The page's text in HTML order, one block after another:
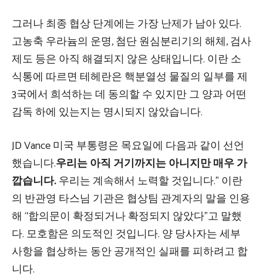
그러나 최종 협상 단계에는 가장 난제가 남아 있다.
고농축 우라늄의 운명, 첨단 원심분리기의 해체, 검사
제도 등은 아직 해결되지 않은 상태입니다. 이란 소
식통에 따르면 테헤란은 핵분열성 물질의 일부를 제
3국에서 희석하는 데 동의할 수 있지만 그 양과 어떤
감독 하에 있는지는 명시되지 않았습니다.
JD Vance 미국 부통령은 목요일에 다음과 같이 선언
했습니다.우리는 아직 거기까지는 아니지만 매우 가
깝습니다.우리는 계속해서 노력할 것입니다.” 이란
의 반관영 타스님 기관은 협상팀 관계자의 말을 인용
해 “합의문이 확정되거나 확정되지 않았다”고 말했
다. 모호함은 의도적인 것입니다. 양 당사자는 세부
사항을 협상하는 동안 공개적인 실패를 피하려고 합
니다.